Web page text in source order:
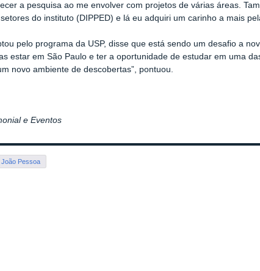
a pesquisa ao me envolver com projetos de várias áreas.
do instituto (DIPPED) e lá eu adquiri um carinho a mais
pelo programa da USP, disse que está sendo um desafio a
estar em São Paulo e ter a oportunidade de estudar em uma
novo ambiente de descobertas”, pontuou.
e Eventos
Pessoa